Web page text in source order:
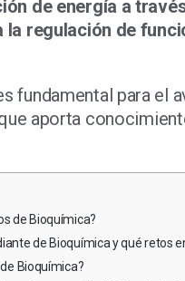
de energía a
regulación de
fundamental para el
aporta
de Bioquímica?
de Bioquímica y qué retos
Bioquímica?